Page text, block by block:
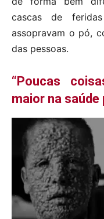
cascas de
assopravam o pó,
das pessoas.
“Poucas
maior na saúde